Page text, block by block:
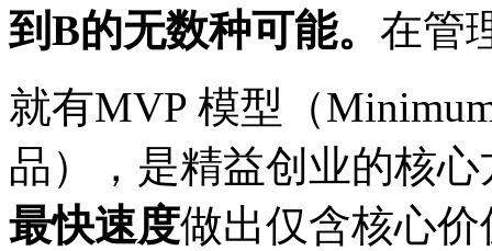
到B的无数种可能。 在管
就有MVP 模型（
品）
， 是精益创业的核
最快速度做出仅含核心